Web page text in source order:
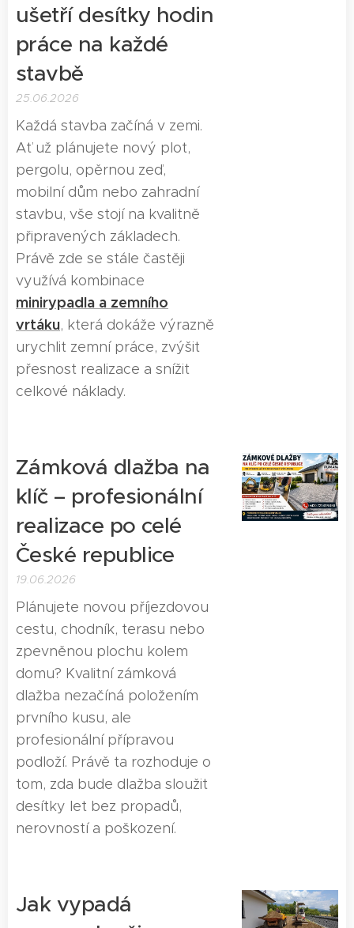
ušetří desítky hodin
práce na každé
stavbě
25.06.2026
Každá stavba začíná v zemi.
Ať už plánujete nový plot,
pergolu, opěrnou zeď,
mobilní dům nebo zahradní
stavbu, vše stojí na kvalitně
připravených základech.
Právě zde se stále častěji
využívá kombinace
minirypadla a zemního
vrtáku, která dokáže výrazně
urychlit zemní práce, zvýšit
přesnost realizace a snížit
celkové náklady.
Zámková dlažba na
klíč – profesionální
realizace po celé
České republice
19.06.2026
Plánujete novou příjezdovou
cestu, chodník, terasu nebo
zpevněnou plochu kolem
domu? Kvalitní zámková
dlažba nezačíná položením
prvního kusu, ale
profesionální přípravou
podloží. Právě ta rozhoduje o
tom, zda bude dlažba sloužit
desítky let bez propadů,
nerovností a poškození.
Jak vypadá